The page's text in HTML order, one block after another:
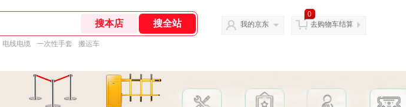
电线电缆 一次性手套 搬运车
我的京东
0
去购物车结算